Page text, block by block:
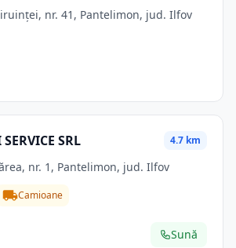
nr. 41, Pantelimon, jud. Ilfov
SRL 4.7 km
nr. 1, Pantelimon, jud. Ilfov
Camioane
Sună